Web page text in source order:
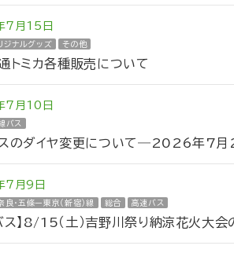
月15日
ジナルグッズ その他
トミカ各種販売について
月10日
バス
のダイヤ変更について―2026年7月
月9日
良・五條ー東京（新宿）線 総合 高速バス
ス】8/15（土）吉野川祭り納涼花火大